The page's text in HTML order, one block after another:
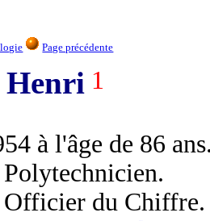
Page précédente
1
à l'âge de 86
Officier du Chiffre.